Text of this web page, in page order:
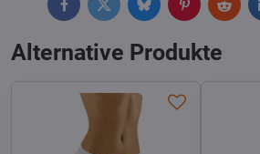
FacebookTwitterBlueskyPinterestReddit
Alternative Produkte